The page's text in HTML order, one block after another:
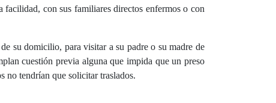
facilidad, con sus familiares directos enfermos o con
su domicilio, para visitar a su padre o su madre de
cuestión previa alguna que impida que un preso
no tendrían que solicitar traslados.